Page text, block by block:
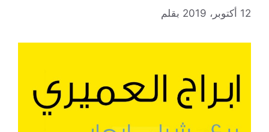
12 أكتوبر، 2019 بقلم